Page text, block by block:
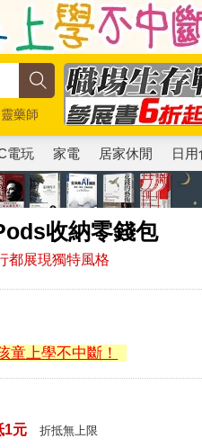
藥師
電玩 家電 居家休閒 日用
收納零錢包
都展現獨特風格
童上學不中斷！
1元 折抵無上限